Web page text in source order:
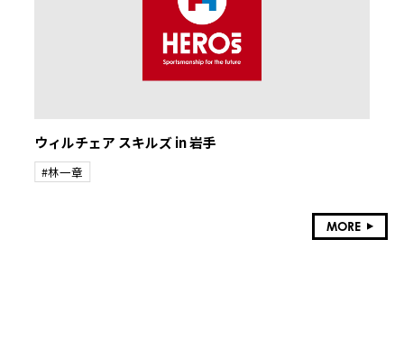
ウィルチェア スキルズ in 岩手
#林一章
MORE